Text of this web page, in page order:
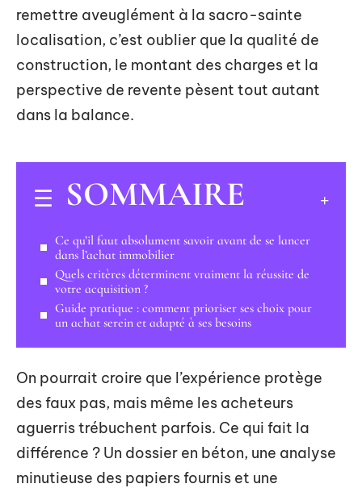
remettre aveuglément à la sacro-sainte
localisation, c’est oublier que la qualité de
construction, le montant des charges et la
perspective de revente pèsent tout autant
dans la balance.
SOMMAIRE
Ce qu’il faut absolument savoir avant de se lancer
dans l’achat immobilier
Quels critères déterminent vraiment la réussite de
votre acquisition ?
Guide pratique : comment prioriser ses choix pour
un achat serein et adapté à ses besoins
On pourrait croire que l’expérience protège
des faux pas, mais même les acheteurs
aguerris trébuchent parfois. Ce qui fait la
différence ? Un dossier en béton, une analyse
minutieuse des papiers fournis et une